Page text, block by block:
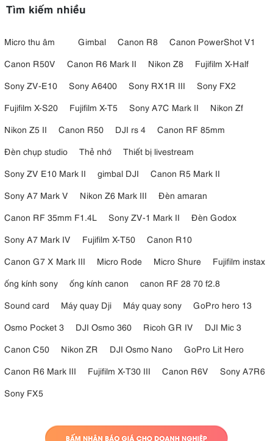
Tìm kiếm nhiều
Micro thu âm Gimbal Canon R8
Canon PowerShot V1
Canon R50V
Canon R6 Mark II Nikon Z8
Fujifilm X-Half
Sony ZV-E10
Sony A6400 Sony RX1R III
Sony FX2
Fujifilm X-S20
Fujifilm X-T5 Sony A7C Mark II
Nikon Zf
Nikon Z5 II
Canon R50 DJI rs 4
Canon RF 85mm
Đèn chụp studio
Thẻ nhớ
Thiết bị livestream
Sony ZV E10 Mark II
gimbal DJI
Canon R5 Mark II
Sony A7 Mark V
Nikon Z6 Mark III
Đèn amaran
Canon RF 35mm F1.4L
Sony ZV-1 Mark II
Đèn Godox
Sony A7 Mark IV
Fujifilm X-T50
Canon R10
Canon G7 X Mark III
Micro Rode Micro Shure
Fujifilm instax
ống kính sony
ống kính canon
canon RF 28 70 f2.8
Sound card
Máy quay Dji Máy quay sony
GoPro hero 13
Osmo Pocket 3
DJI Osmo 360 Ricoh GR IV
DJI Mic 3
Canon C50
Nikon ZR DJI Osmo Nano
GoPro Lit Hero
Canon R6 Mark III
Fujifilm X-T30 III Canon R6V
Sony A7R6
Sony FX5